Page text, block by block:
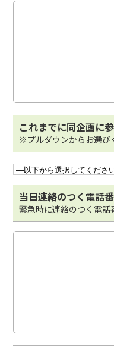
これまでに同企画に
※プルダウンからお選び
当日連絡のつく電話
緊急時に連絡のつく電話